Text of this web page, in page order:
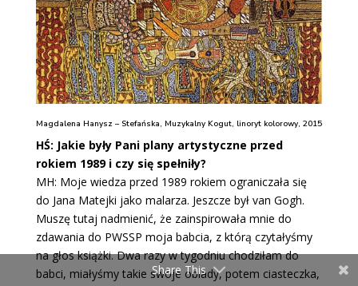
Magdalena Hanysz – Stefańska, Muzykalny Kogut, linoryt kolorowy, 2015
HŚ: Jakie były Pani plany artystyczne przed
rokiem 1989 i czy się spełniły?
MH: Moje wiedza przed 1989 rokiem ograniczała się
do Jana Matejki jako malarza. Jeszcze był van Gogh.
Muszę tutaj nadmienić, że zainspirowała mnie do
zdawania do PWSSP moja babcia, z którą czytałyśmy
na głos książki. Dwa razy w tygodniu chodziłam do
babci, miałyśmy takie swoje obiady, potem ciasteczka,
Share This